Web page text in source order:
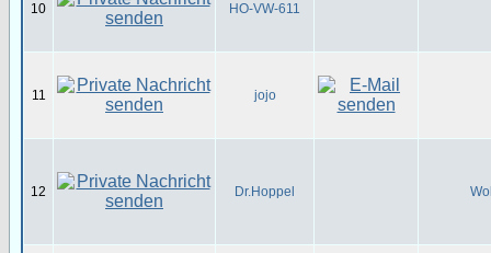
10 HO-VW-611
11 jojo
12 Dr.Hoppel